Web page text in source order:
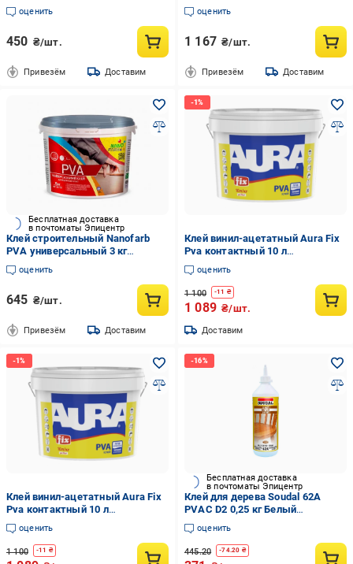
оценить
450 ₴/шт.
Привезём Доставим
(4820198592691)
оценить
1 167 ₴/шт.
Привезём Доставим
Бесплатная доставка
в почтоматы Эпицентр
Клей строительный Nanofarb
PVA универсальный 3 кг
(4820198592684)
оценить
645 ₴/шт.
Привезём Доставим
Клей винил-ацетатный Aura Fix
Pva контактный 10 л
(2571787554)
оценить
1 100 -11 ₴
1 089 ₴/шт.
Доставим
Клей винил-ацетатный Aura Fix
Pva контактный 10 л
(2571787554)
оценить
1 100 -11 ₴
Бесплатная доставка
в почтоматы Эпицентр
Клей для дерева Soudal 62А
PVAC D2 0,25 кг Белый
(000030000062002500)
оценить
445.20 -74.20 ₴